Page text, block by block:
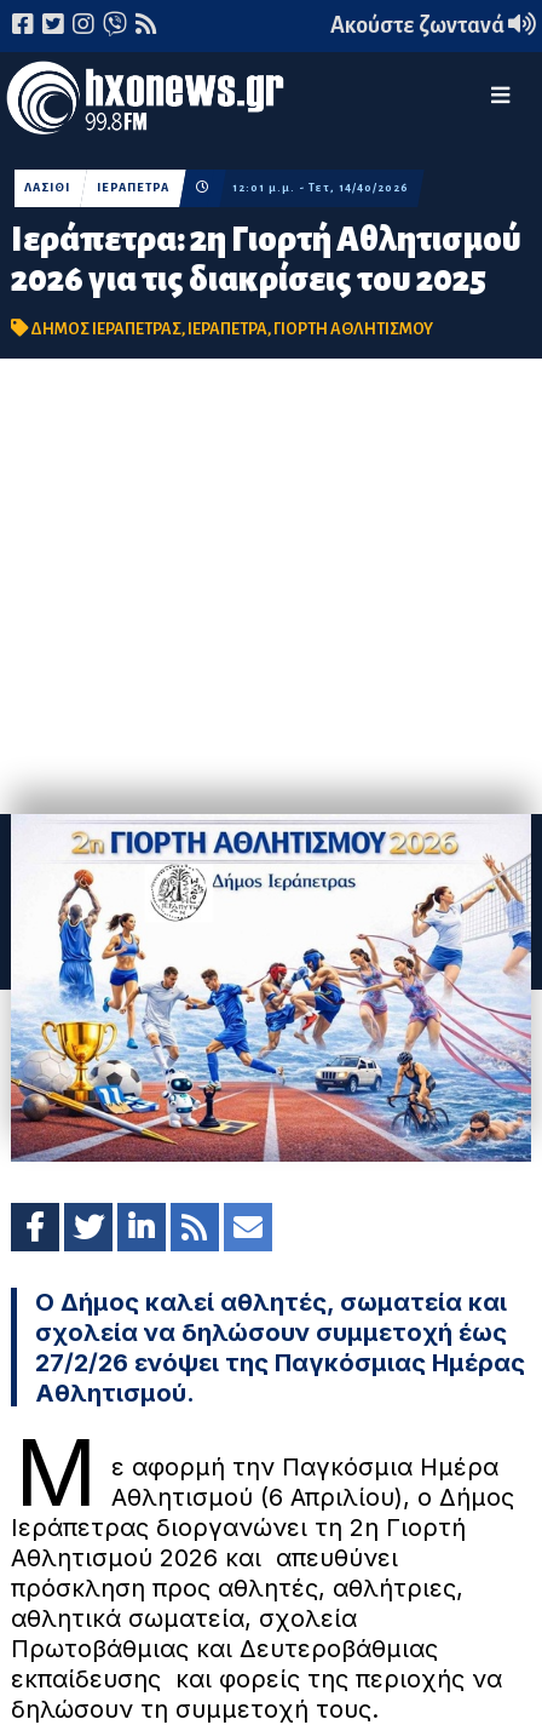
Ακούστε ζωντανά
Ιεράπετρα: 2η Γιορτή Αθλητισμού
2026 για τις διακρίσεις του 2025
ΛΑΣΙΘΙ ΙΕΡΑΠΕΤΡΑ 12:01 μ.μ. - Τετ, 14/40/2026
ΔΗΜΟΣ ΙΕΡΑΠΕΤΡΑΣ, ΙΕΡΑΠΕΤΡΑ, ΓΙΟΡΤΗ ΑΘΛΗΤΙΣΜΟΥ
Ο Δήμος καλεί αθλητές, σωματεία και
σχολεία να δηλώσουν συμμετοχή έως
27/2/26 ενόψει της Παγκόσμιας Ημέρας
Αθλητισμού.
Μ
ε αφορμή την Παγκόσμια Ημέρα
Αθλητισμού (6 Απριλίου), ο Δήμος
Ιεράπετρας διοργανώνει τη 2η Γιορτή
Αθλητισμού 2026 και απευθύνει
πρόσκληση προς αθλητές, αθλήτριες,
αθλητικά σωματεία, σχολεία
Πρωτοβάθμιας και Δευτεροβάθμιας
εκπαίδευσης και φορείς της περιοχής να
δηλώσουν τη συμμετοχή τους.